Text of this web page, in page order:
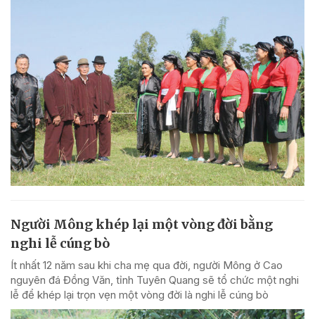
Người Mông khép lại một vòng đời bằng
nghi lễ cúng bò
Ít nhất 12 năm sau khi cha mẹ qua đời, người Mông ở Cao
nguyên đá Đồng Văn, tỉnh Tuyên Quang sẽ tổ chức một nghi
lễ để khép lại trọn vẹn một vòng đời là nghi lễ cúng bò